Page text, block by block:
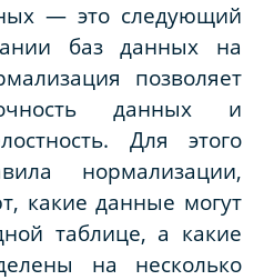
— это следующий
баз данных на
позволяет
данных и
Для этого
нормализации,
какие данные могут
таблице, а какие
на несколько